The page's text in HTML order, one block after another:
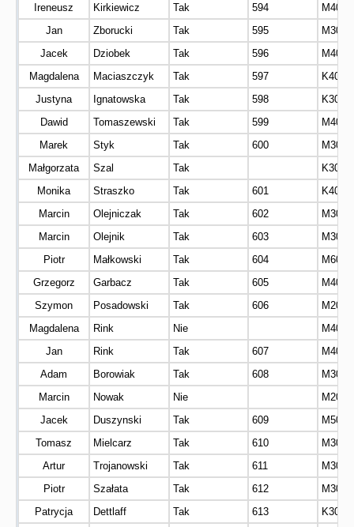
Ireneusz Kirkiewicz Tak 594
M40
Jan
Zborucki Tak 595
M30
Jacek
Dziobek Tak 596
M40
Magdalena
Maciaszczyk Tak 597
K40
Justyna
Ignatowska Tak 598
K30
Dawid
Tomaszewski Tak 599
M40
Marek
Styk Tak 600
M30
Małgorzata
Szal Tak
K30
Monika
Straszko Tak 601
K40
Marcin
Olejniczak Tak 602
M30
Marcin
Olejnik Tak 603
M30
Piotr
Małkowski Tak 604
M60
Grzegorz
Garbacz Tak 605
M40
Szymon
Posadowski Tak 606
M20
Magdalena
Rink Nie
M40
Jan
Rink Tak 607
M40
Adam
Borowiak Tak 608
M30
Marcin
Nowak Nie
M20
Jacek
Duszynski Tak 609
M50
Tomasz
Mielcarz Tak 610
M30
Artur
Trojanowski Tak 611
M30
Piotr
Szałata Tak 612
M30
Patrycja
Dettlaff Tak 613
K30